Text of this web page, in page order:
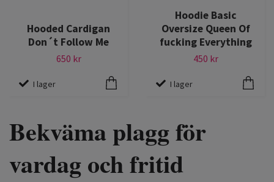
Hooded Cardigan
Don´t Follow Me
650 kr
I lager
Hoodie Basic
Oversize Queen Of
fucking Everything
450 kr
I lager
Bekväma plagg för
vardag och fritid